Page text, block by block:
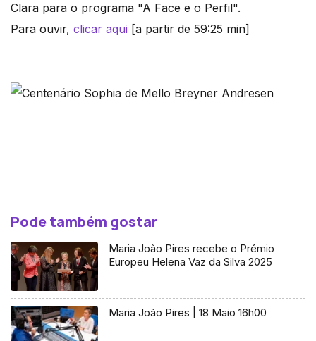
Clara para o programa "A Face e o Perfil".
Para ouvir, clicar aqui [a partir de 59:25 min]
Pode também gostar
Maria João Pires recebe o Prémio
Europeu Helena Vaz da Silva 2025
Maria João Pires | 18 Maio 16h00